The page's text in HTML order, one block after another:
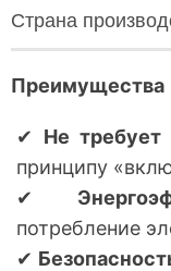
Страна
Преимущества
✔ Не требует
принципу
✔
потребление
✔